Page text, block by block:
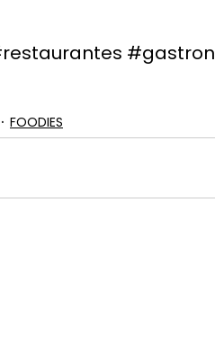
FOODIES